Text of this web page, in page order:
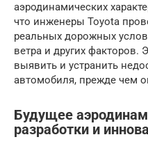
аэродинамических
что инженеры Toyota
реальных дорожных
ветра и других
выявить и устранить
автомобиля, прежде чем
Будущее
разработки и